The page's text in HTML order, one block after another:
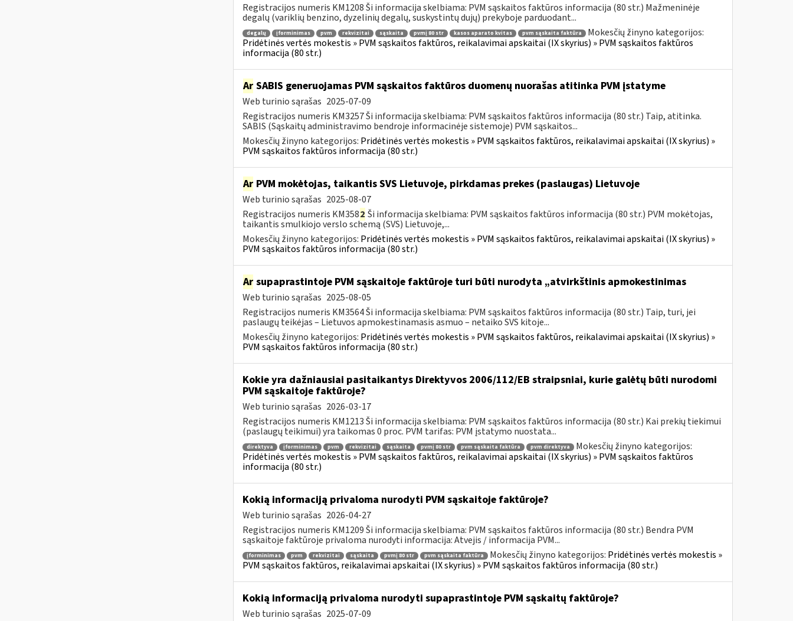
Registracijos numeris KM1208 Ši informacija skelbiama: PVM sąskaitos faktūros informacija (80 str.) Mažmeninėje
degalų (variklių benzino, dyzelinių degalų, suskystintų dujų) prekyboje parduodant...
degalų įforminimas pvm rekvizitai sąskaita pvmį 80 str kasos aparato kvitas pvm sąskaita faktūra
Mokesčių žinyno kategorijos:
Pridėtinės vertės mokestis » PVM sąskaitos faktūros, reikalavimai apskaitai (IX skyrius) » PVM sąskaitos faktūros
informacija (80 str.)
ArSABIS generuojamas PVM sąskaitos faktūros duomenų nuorašas atitinka PVM įstatyme
Web turinio sąrašas 2025-07-09
Registracijos numeris KM3257 Ši informacija skelbiama: PVM sąskaitos faktūros informacija (80 str.) Taip, atitinka.
SABIS (Sąskaitų administravimo bendroje informacinėje sistemoje) PVM sąskaitos...
Mokesčių žinyno kategorijos: Pridėtinės vertės mokestis » PVM sąskaitos faktūros, reikalavimai apskaitai (IX skyrius) »
PVM sąskaitos faktūros informacija (80 str.)
ArPVM mokėtojas, taikantis SVS Lietuvoje, pirkdamas prekes (paslaugas) Lietuvoje
Web turinio sąrašas 2025-08-07
Registracijos numeris KM3582 Ši informacija skelbiama: PVM sąskaitos faktūros informacija (80 str.) PVM mokėtojas,
taikantis smulkiojo verslo schemą (SVS) Lietuvoje,...
Mokesčių žinyno kategorijos: Pridėtinės vertės mokestis » PVM sąskaitos faktūros, reikalavimai apskaitai (IX skyrius) »
PVM sąskaitos faktūros informacija (80 str.)
Arsupaprastintoje PVM sąskaitoje faktūroje turi būti nurodyta „atvirkštinis apmokestinimas
Web turinio sąrašas 2025-08-05
Registracijos numeris KM3564 Ši informacija skelbiama: PVM sąskaitos faktūros informacija (80 str.) Taip, turi, jei
paslaugų teikėjas – Lietuvos apmokestinamasis asmuo – netaiko SVS kitoje...
Mokesčių žinyno kategorijos: Pridėtinės vertės mokestis » PVM sąskaitos faktūros, reikalavimai apskaitai (IX skyrius) »
PVM sąskaitos faktūros informacija (80 str.)
Kokie yra dažniausiai pasitaikantys Direktyvos 2006/112/EB straipsniai, kurie galėtų būti nurodomi
PVM sąskaitoje faktūroje?
Web turinio sąrašas 2026-03-17
Registracijos numeris KM1213 Ši informacija skelbiama: PVM sąskaitos faktūros informacija (80 str.) Kai prekių tiekimui
(paslaugų teikimui) yra taikomas 0 proc. PVM tarifas: PVM įstatymo nuostata...
direktyva įforminimas pvm rekvizitai sąskaita pvmį 80 str pvm sąskaita faktūra pvm direktyva
Mokesčių žinyno kategorijos:
Pridėtinės vertės mokestis » PVM sąskaitos faktūros, reikalavimai apskaitai (IX skyrius) » PVM sąskaitos faktūros
informacija (80 str.)
Kokią informaciją privaloma nurodyti PVM sąskaitoje faktūroje?
Web turinio sąrašas 2026-04-27
Registracijos numeris KM1209 Ši informacija skelbiama: PVM sąskaitos faktūros informacija (80 str.) Bendra PVM
sąskaitoje faktūroje privaloma nurodyti informacija: Atvejis / informacija PVM...
įforminimas pvm rekvizitai sąskaita pvmį 80 str pvm sąskaita faktūra Mokesčių žinyno kategorijos: Pridėtinės vertės mokestis »
PVM sąskaitos faktūros, reikalavimai apskaitai (IX skyrius) » PVM sąskaitos faktūros informacija (80 str.)
Kokią informaciją privaloma nurodyti supaprastintoje PVM sąskaitų faktūroje?
Web turinio sąrašas 2025-07-09